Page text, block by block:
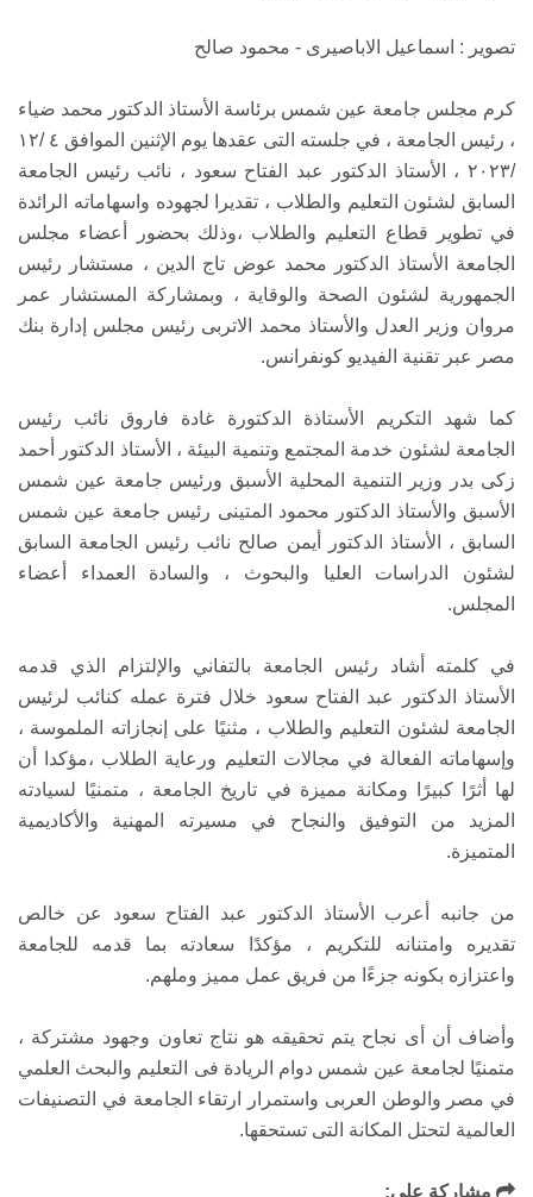
تصوير : اسماعيل الاباصيرى - محمود صالح
كرم مجلس جامعة عين شمس برئاسة الأستاذ الدكتور محمد ضياء
، رئيس الجامعة ، في جلسته التى عقدها يوم الإثنين الموافق ٤ /١٢
/٢٠٢٣ ، الأستاذ الدكتور عبد الفتاح سعود ، نائب رئيس الجامعة
السابق لشئون التعليم والطلاب ، تقديرا لجهوده واسهاماته الرائدة
في تطوير قطاع التعليم والطلاب ،وذلك بحضور أعضاء مجلس
الجامعة الأستاذ الدكتور محمد عوض تاج الدين ، مستشار رئيس
الجمهورية لشئون الصحة والوقاية ، وبمشاركة المستشار عمر
مروان وزير العدل والأستاذ محمد الاتربى رئيس مجلس إدارة بنك
مصر عبر تقنية الفيديو كونفرانس.
كما شهد التكريم الأستاذة الدكتورة غادة فاروق نائب رئيس
الجامعة لشئون خدمة المجتمع وتنمية البيئة ، الأستاذ الدكتور أحمد
زكى بدر وزير التنمية المحلية الأسبق ورئيس جامعة عين شمس
الأسبق والأستاذ الدكتور محمود المتينى رئيس جامعة عين شمس
السابق ، الأستاذ الدكتور أيمن صالح نائب رئيس الجامعة السابق
لشئون الدراسات العليا والبحوث ، والسادة العمداء أعضاء
المجلس.
في كلمته أشاد رئيس الجامعة بالتفاني والإلتزام الذي قدمه
الأستاذ الدكتور عبد الفتاح سعود خلال فترة عمله كنائب لرئيس
الجامعة لشئون التعليم والطلاب ، مثنيًا على إنجازاته الملموسة ،
وإسهاماته الفعالة في مجالات التعليم ورعاية الطلاب ،مؤكدا أن
لها أثرًا كبيرًا ومكانة مميزة في تاريخ الجامعة ، متمنيًا لسيادته
المزيد من التوفيق والنجاح في مسيرته المهنية والأكاديمية
المتميزة.
من جانبه أعرب الأستاذ الدكتور عبد الفتاح سعود عن خالص
تقديره وامتنانه للتكريم ، مؤكدًا سعادته بما قدمه للجامعة
واعتزازه بكونه جزءًا من فريق عمل مميز وملهم.
وأضاف أن أى نجاح يتم تحقيقه هو نتاج تعاون وجهود مشتركة ،
متمنيًا لجامعة عين شمس دوام الريادة فى التعليم والبحث العلمي
في مصر والوطن العربى واستمرار ارتقاء الجامعة في التصنيفات
العالمية لتحتل المكانة التى تستحقها.
مشاركة علي: